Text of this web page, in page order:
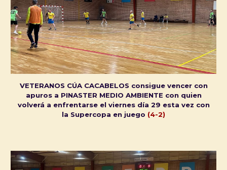
VETERANOS CÚA CACABELOS consigue vencer con
apuros a PINASTER MEDIO AMBIENTE con quien
volverá a enfrentarse el viernes día 29 esta vez con
la Supercopa en juego (4-2)